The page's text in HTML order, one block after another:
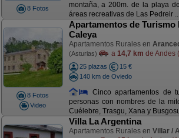
8 Fotos
montaña, a 200m. de la playa
áreas recreativas de Las Pedreir
8 Fotos
Video
Apartamentos de Turismo
Caleya
Apartamentos Rurales en
(Asturias) a 14,7 km de Andes
25 plazas
15 €
140 km de Oviedo
Cinco apartamentos de
personas con nombres de la
Cuélebre, Trasgu, Xana y
Villa La Argentina
Apartamentos Rurales en Villar /